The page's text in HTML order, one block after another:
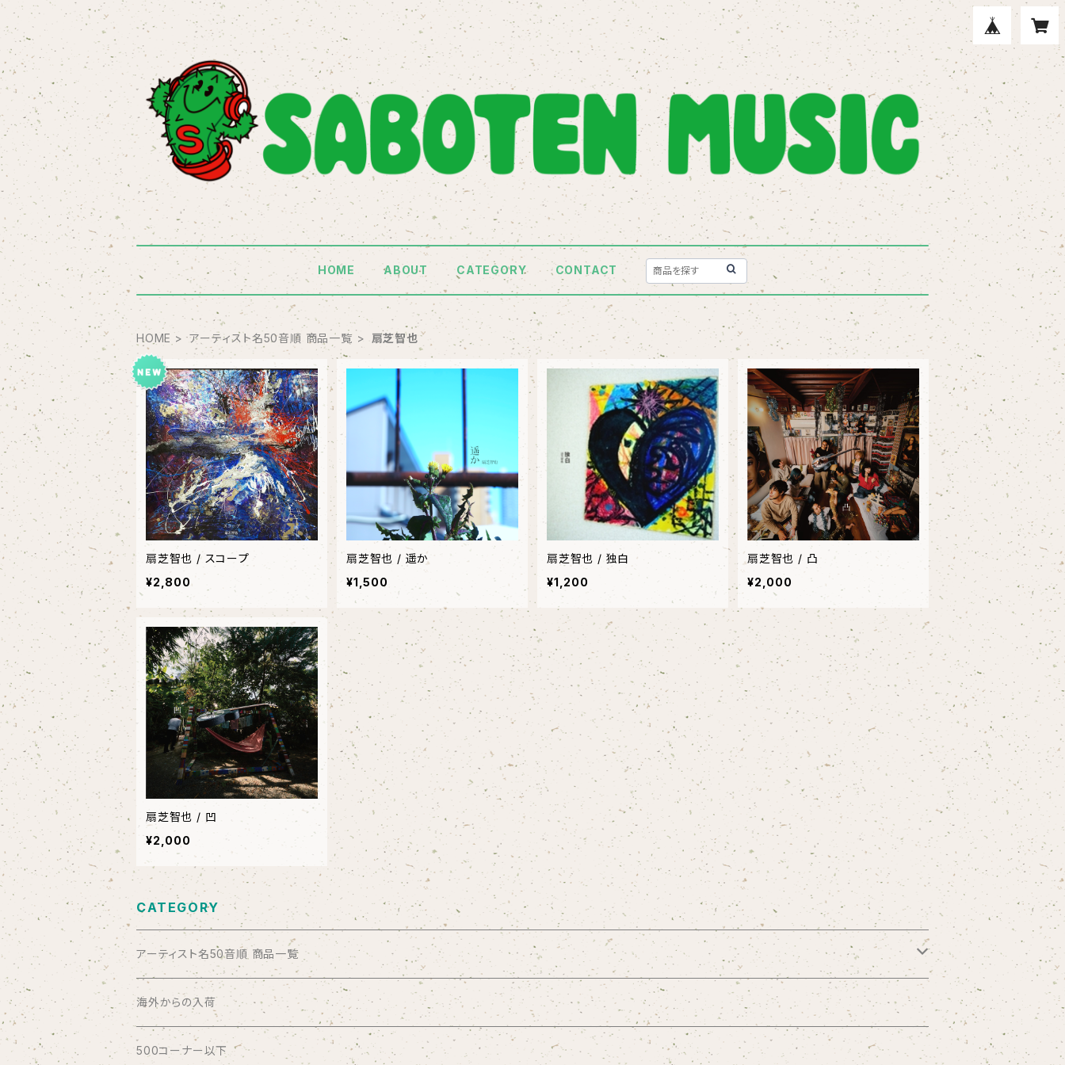
HOME ABOUT CATEGORY CONTACT
HOME アーティスト名50音順 商品一覧 扇芝智也
扇芝智也 / スコープ
¥2,800
扇芝智也 / 遥か
¥1,500
扇芝智也 / 独白
¥1,200
扇芝智也 / 凸
¥2,000
扇芝智也 / 凹
¥2,000
CATEGORY
アーティスト名50音順 商品一覧
ABSOLUTE LOSERS
AFRICA
海外からの入荷
500コーナー以下